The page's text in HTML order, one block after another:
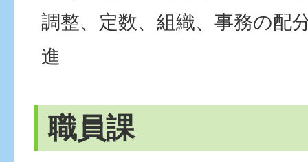
調整、定数、組織、事務の配
進
職員課